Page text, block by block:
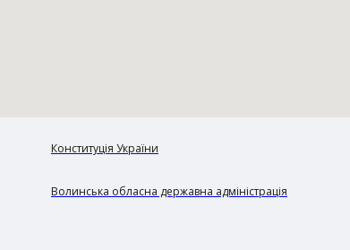
Конституція України
Волинська обласна державна адміністрація